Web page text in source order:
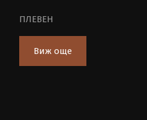
ПЛЕВЕН
Виж още